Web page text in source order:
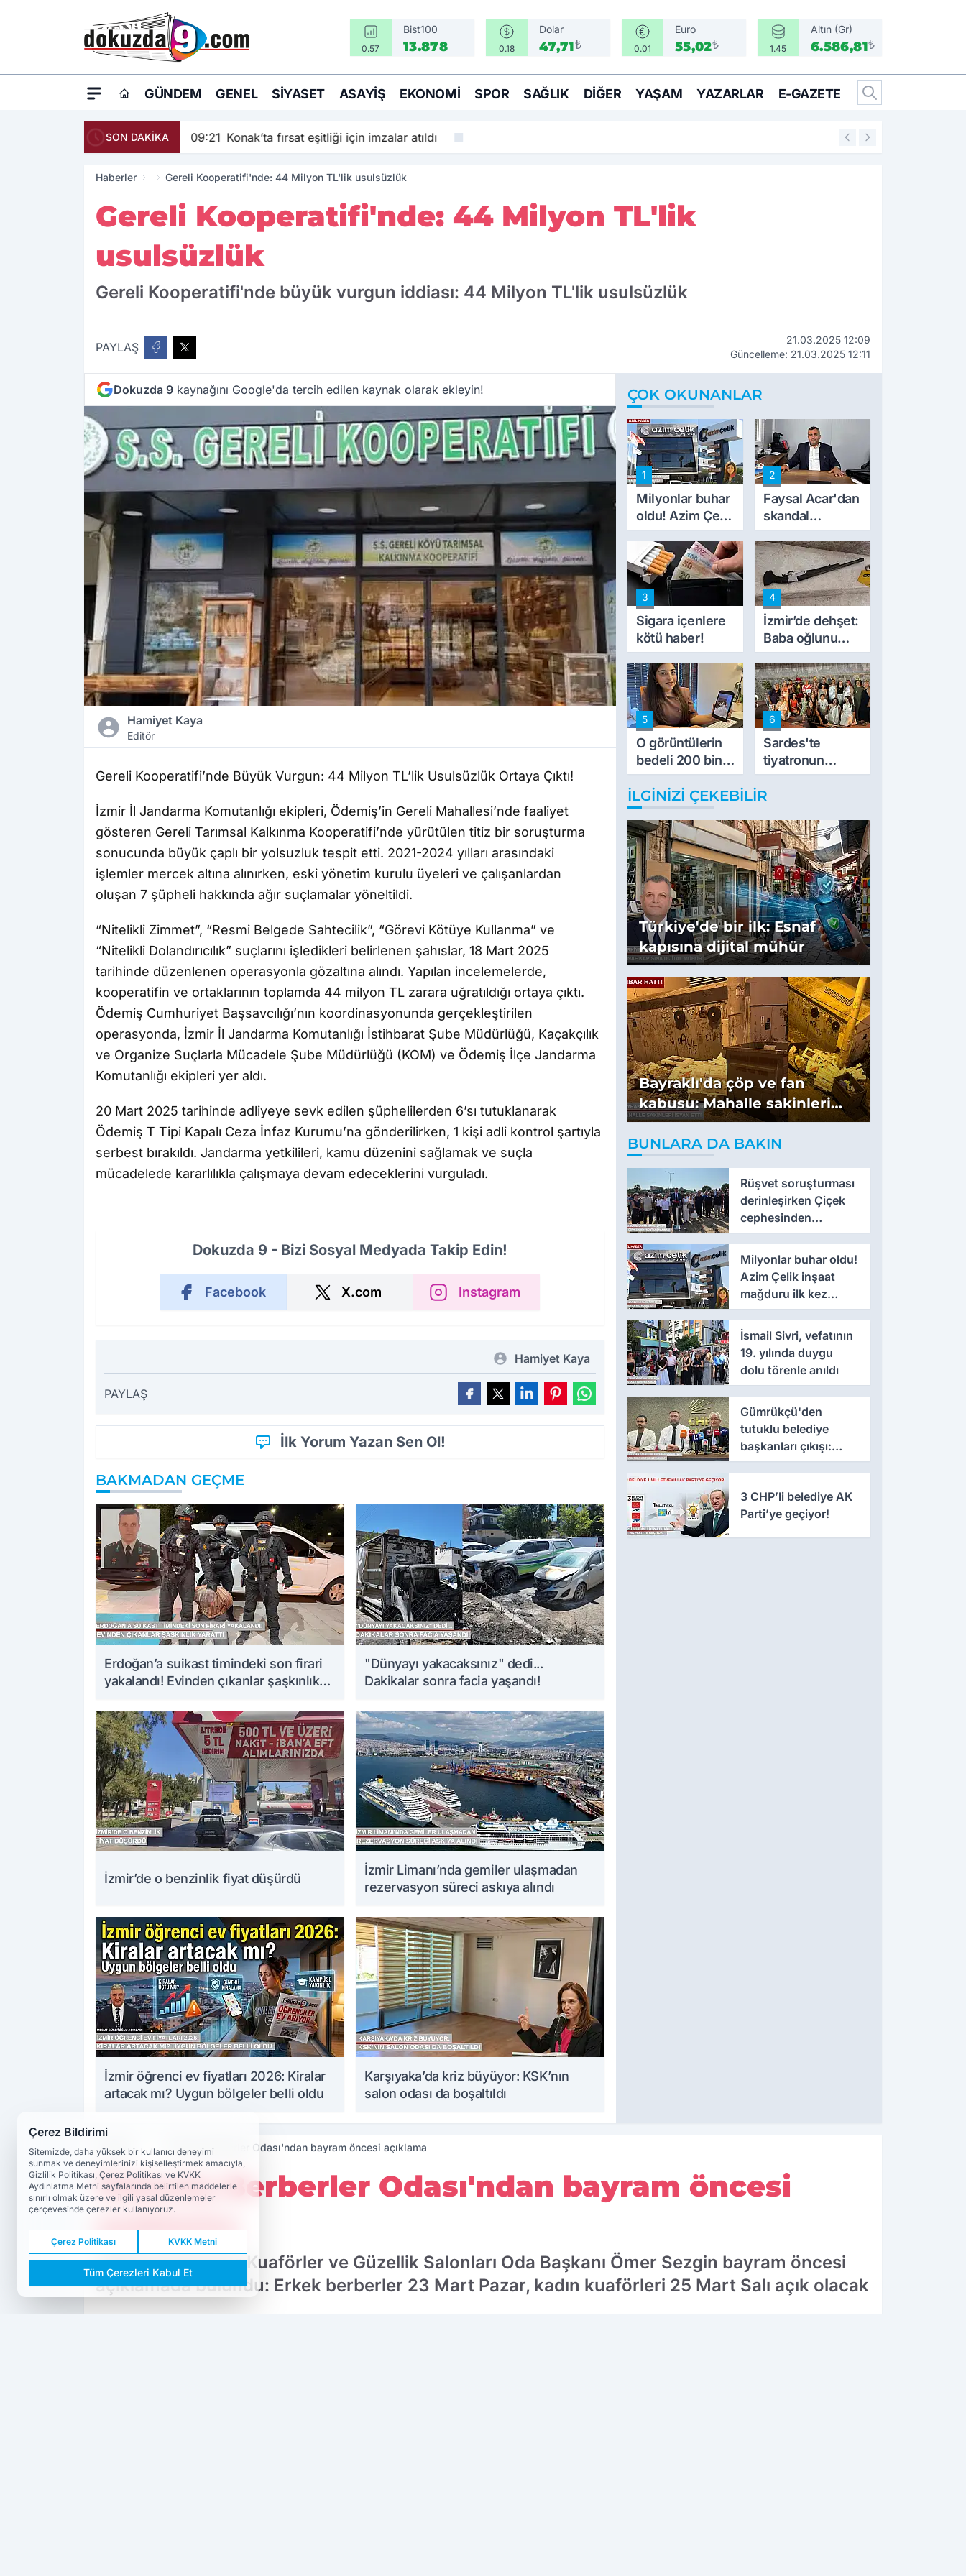
0.57
Bist100
13.878 0.18
Dolar
47,71₺ 0.01
Euro
55,02₺ 1.45
Altın (Gr)
6.586,81₺
GÜNDEM GENEL SIYASET ASAYIŞ EKONOMI SPOR SAĞLIK DIĞER YAŞAM YAZARLAR E-GAZETE
SON DAKİKA 09:21 Konak’ta fırsat eşitliği için imzalar atıldı 09:15
Haberler Gereli Kooperatifi'nde: 44 Milyon TL'lik usulsüzlük
Gereli Kooperatifi'nde: 44 Milyon TL'lik
usulsüzlük
Gereli Kooperatifi'nde büyük vurgun iddiası: 44 Milyon TL'lik usulsüzlük
PAYLAŞ
21.03.2025 12:09
Güncelleme: 21.03.2025 12:11
Dokuzda 9 kaynağını Google'da tercih edilen kaynak olarak ekleyin!
Hamiyet Kaya
Editör
Gereli Kooperatifi’nde Büyük Vurgun: 44 Milyon TL’lik Usulsüzlük Ortaya Çıktı!
İzmir İl Jandarma Komutanlığı ekipleri, Ödemiş’in Gereli Mahallesi’nde faaliyet
gösteren Gereli Tarımsal Kalkınma Kooperatifi’nde yürütülen titiz bir soruşturma
sonucunda büyük çaplı bir yolsuzluk tespit etti. 2021-2024 yılları arasındaki
işlemler mercek altına alınırken, eski yönetim kurulu üyeleri ve çalışanlardan
oluşan 7 şüpheli hakkında ağır suçlamalar yöneltildi.
“Nitelikli Zimmet”, “Resmi Belgede Sahtecilik”, “Görevi Kötüye Kullanma” ve
“Nitelikli Dolandırıcılık” suçlarını işledikleri belirlenen şahıslar, 18 Mart 2025
tarihinde düzenlenen operasyonla gözaltına alındı. Yapılan incelemelerde,
kooperatifin ve ortaklarının toplamda 44 milyon TL zarara uğratıldığı ortaya çıktı.
Ödemiş Cumhuriyet Başsavcılığı’nın koordinasyonunda gerçekleştirilen
operasyonda, İzmir İl Jandarma Komutanlığı İstihbarat Şube Müdürlüğü, Kaçakçılık
ve Organize Suçlarla Mücadele Şube Müdürlüğü (KOM) ve Ödemiş İlçe Jandarma
Komutanlığı ekipleri yer aldı.
20 Mart 2025 tarihinde adliyeye sevk edilen şüphelilerden 6’sı tutuklanarak
Ödemiş T Tipi Kapalı Ceza İnfaz Kurumu’na gönderilirken, 1 kişi adli kontrol şartıyla
serbest bırakıldı. Jandarma yetkilileri, kamu düzenini sağlamak ve suçla
mücadelede kararlılıkla çalışmaya devam edeceklerini vurguladı.
Dokuzda 9 - Bizi Sosyal Medyada Takip Edin!
Facebook X.com Instagram
Hamiyet Kaya
PAYLAŞ
İlk Yorum Yazan Sen Ol!
BAKMADAN GEÇME
Erdoğan’a suikast timindeki son firari
yakalandı! Evinden çıkanlar şaşkınlık
"Dünyayı yakacaksınız" dedi...
Dakikalar sonra facia yaşandı!
İzmir’de o benzinlik fiyat düşürdü
İzmir Limanı’nda gemiler ulaşmadan
rezervasyon süreci askıya alındı
İzmir öğrenci ev fiyatları 2026: Kiralar
artacak mı? Uygun bölgeler belli oldu
Karşıyaka’da kriz büyüyor: KSK’nın
salon odası da boşaltıldı
ÇOK OKUNANLAR
1
Milyonlar buhar
oldu! Azim Çelik
inşaat mağduru
ilk kez konuştu
2
Faysal Acar'dan
skandal
açıklamalar:
'Haluk Levent
peynircilerimizi
de kıskaca aldı,
müdahale ettik'
3
Sigara içenlere
kötü haber!
4
İzmir’de dehşet:
Baba oğlunu
vurdu
5
O görüntülerin
bedeli 200 bin
TL
6
Sardes'te
tiyatronun
imece ruhu
binlerce yıllık
İLGINIZI ÇEKEBILIR
Türkiye'de bir ilk: Esnaf
kapısına dijital mühür
Bayraklı'da çöp ve fan
kabusu: Mahalle sakinleri
isyan etti
BUNLARA DA BAKIN
Rüşvet soruşturması
derinleşirken Çiçek
cephesinden
'montaj' savunması
Milyonlar buhar oldu!
Azim Çelik inşaat
mağduru ilk kez
konuştu
İsmail Sivri, vefatının
19. yılında duygu
dolu törenle anıldı
Gümrükçü'den
tutuklu belediye
başkanları çıkışı:
'Yıllarca iddianame
3 CHP’li belediye AK
Parti’ye geçiyor!
Haberler Ödemiş Berberler Odası'ndan bayram öncesi açıklama
Ödemiş Berberler Odası'ndan bayram öncesi
açıklama
Ödemiş Berberler Kuaförler ve Güzellik Salonları Oda Başkanı Ömer Sezgin bayram öncesi
açıklamada bulundu: Erkek berberler 23 Mart Pazar, kadın kuaförleri 25 Mart Salı açık olacak
Çerez Bildirimi
Sitemizde, daha yüksek bir kullanıcı deneyimi
sunmak ve deneyimlerinizi kişiselleştirmek amacıyla,
Gizlilik Politikası, Çerez Politikası ve KVKK
Aydınlatma Metni sayfalarında belirtilen maddelerle
sınırlı olmak üzere ve ilgili yasal düzenlemeler
çerçevesinde çerezler kullanıyoruz.
Çerez Politikası KVKK Metni
Tüm Çerezleri Kabul Et